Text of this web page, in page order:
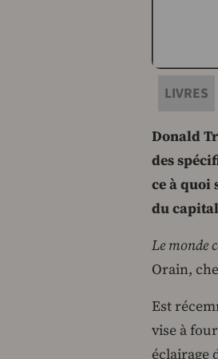
LIVRES
Donald
des
ce à quoi
du
Le monde
Orain,
Est
vise à
éclairage